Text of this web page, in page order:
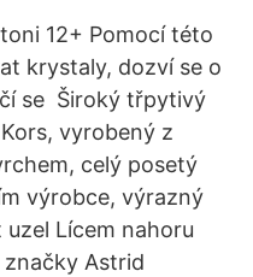
12+ Pomocí této
krystaly, dozví se o
se Široký třpytivý
vyrobený z
celý posetý
výrobce, výrazný
Lícem nahoru
značky Astrid